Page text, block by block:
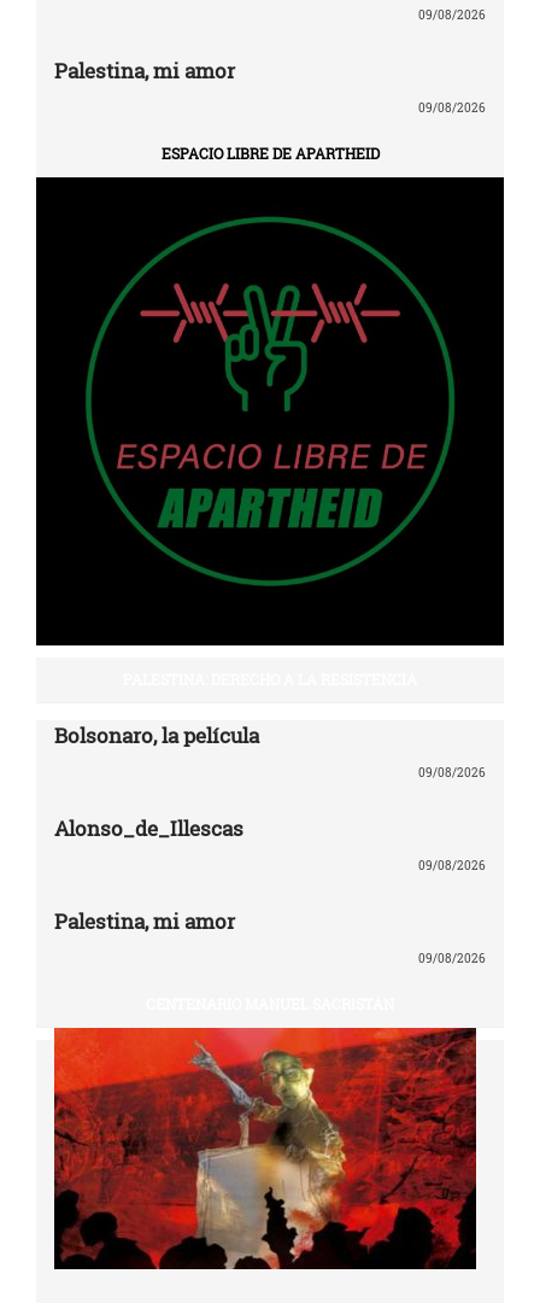
09/08/2026
Palestina, mi amor
09/08/2026
ESPACIO LIBRE DE APARTHEID
Bolsonaro, la película
09/08/2026
Alonso_de_Illescas
09/08/2026
Palestina, mi amor
09/08/2026